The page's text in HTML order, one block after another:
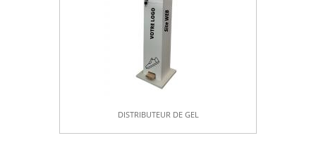
DISTRIBUTEUR DE GEL